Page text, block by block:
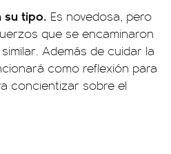
su tipo. Es novedosa, pero
que se encaminaron
Además de cuidar la
como reflexión para
concientizar sobre el